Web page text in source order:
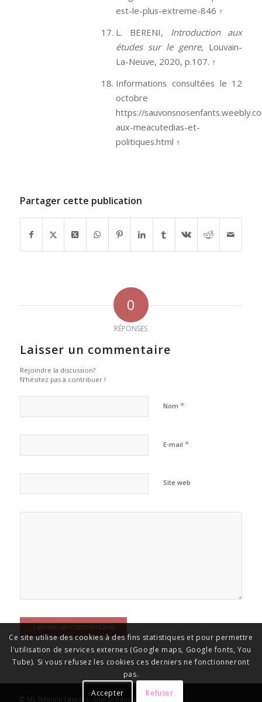
est-le-plus-extreme-846 ↑
L. BERENI, Introduction aux
études sur le genre, Louvain-
La-Neuve, 2020, p.107. ↑
Informations consultées le 12
octobre
https://
aux-meacutedias-et-
politiques.html ↑
Partager cette publication
0
RÉPONSES
Laisser un commentaire
Rejoindre la discussion?
N’hésitez pas à contribuer !
Nom *
E-mail *
Site web
© ML [Morale Laïque] - Une production de la
Ce site utilise des cookies à des fins statistiques et pour permettre
l'utilisation de services externes (Google maps, Google fonts, You
Tube). Si vous refusez les cookies ces derniers ne fonctionneront
pas.
Accepter
Refuser